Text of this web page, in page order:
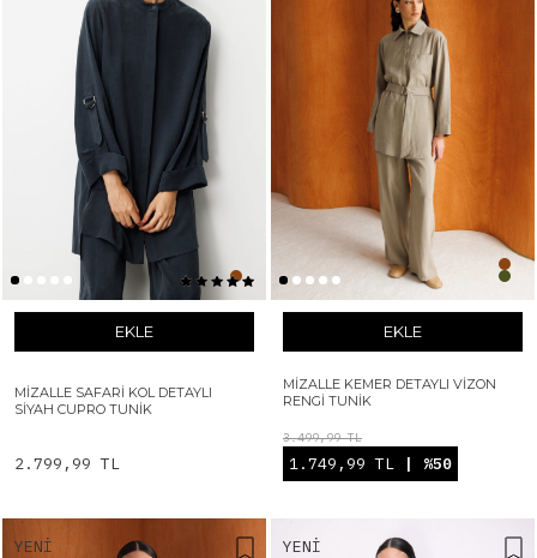
EKLE
MIZALLE SAFARI KOL DETAYLI
SIYAH CUPRO TUNIK
2.799,99 TL
EKLE
MIZALLE KEMER DETAYLI VIZON
RENGI TUNIK
3.499,99 TL
1.749,99 TL | %50
YENI YENI